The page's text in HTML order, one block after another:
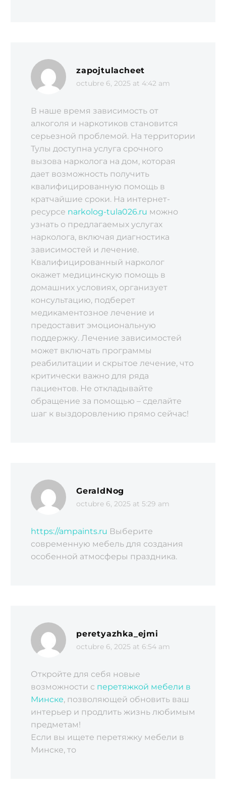
zapojtulacheet
octubre 6, 2025 at 4:42 am
В наше время зависимость от
алкоголя и наркотиков становится
серьезной проблемой. На территории
Тулы доступна услуга срочного
вызова нарколога на дом, которая
дает возможность получить
квалифицированную помощь в
кратчайшие сроки. На интернет-
ресурсе narkolog-tula026.ru можно
узнать о предлагаемых услугах
нарколога, включая диагностика
зависимостей и лечение.
Квалифицированный нарколог
окажет медицинскую помощь в
домашних условиях, организует
консультацию, подберет
медикаментозное лечение и
предоставит эмоциональную
поддержку. Лечение зависимостей
может включать программы
реабилитации и скрытое лечение, что
критически важно для ряда
пациентов. Не откладывайте
обращение за помощью – сделайте
шаг к выздоровлению прямо сейчас!
GeraldNog
octubre 6, 2025 at 5:29 am
https://ampaints.ru Выберите
современную мебель для создания
особенной атмосферы праздника.
peretyazhka_ejmi
octubre 6, 2025 at 6:54 am
Откройте для себя новые
возможности с перетяжкой мебели в
Минске, позволяющей обновить ваш
интерьер и продлить жизнь любимым
предметам!
Если вы ищете перетяжку мебели в
Минске, то